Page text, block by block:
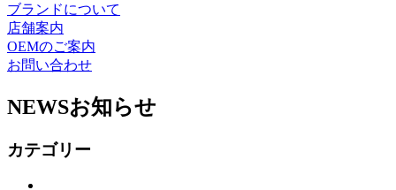
ブランドについて
店舗案内
OEMのご案内
お問い合わせ
NEWSお知らせ
カテゴリー